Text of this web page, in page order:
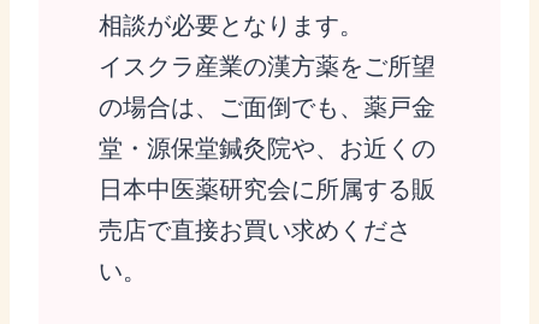
相談が必要となります。
イスクラ産業の漢方薬をご所望
の場合は、ご面倒でも、薬戸金
堂・源保堂鍼灸院や、お近くの
日本中医薬研究会に所属する販
売店で直接お買い求めくださ
い。